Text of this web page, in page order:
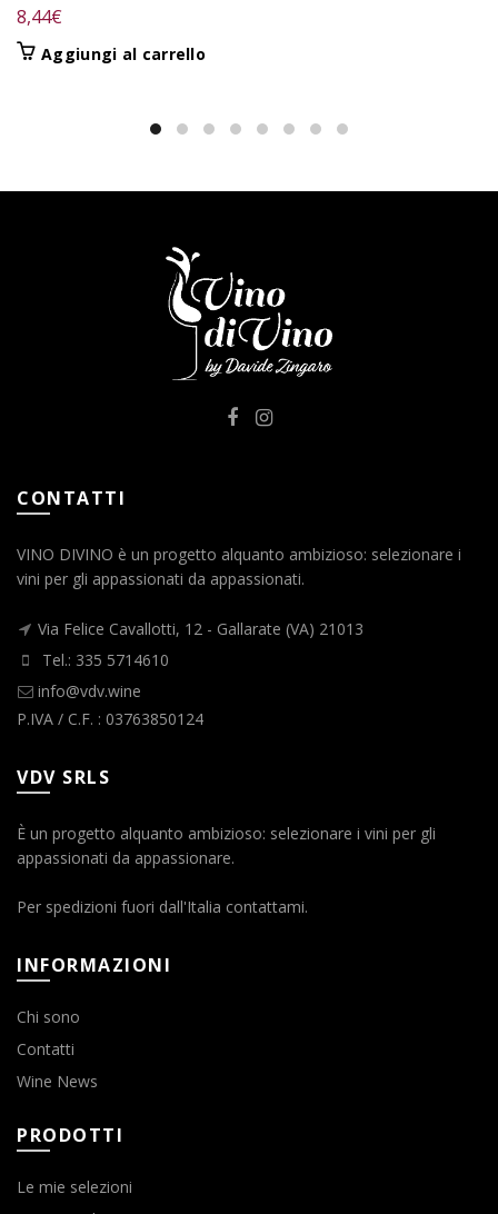
8,44€
Aggiungi al carrello
CONTATTI
VINO DIVINO è un progetto alquanto ambizioso: selezionare i
vini per gli appassionati da appassionati.
Via Felice Cavallotti, 12 - Gallarate (VA) 21013
Tel.: 335 5714610
info@vdv.wine
P.IVA / C.F. : 03763850124
VDV SRLS
È un progetto alquanto ambizioso: selezionare i vini per gli
appassionati da appassionare.
Per spedizioni fuori dall'Italia contattami.
INFORMAZIONI
Chi sono
Contatti
Wine News
PRODOTTI
Le mie selezioni